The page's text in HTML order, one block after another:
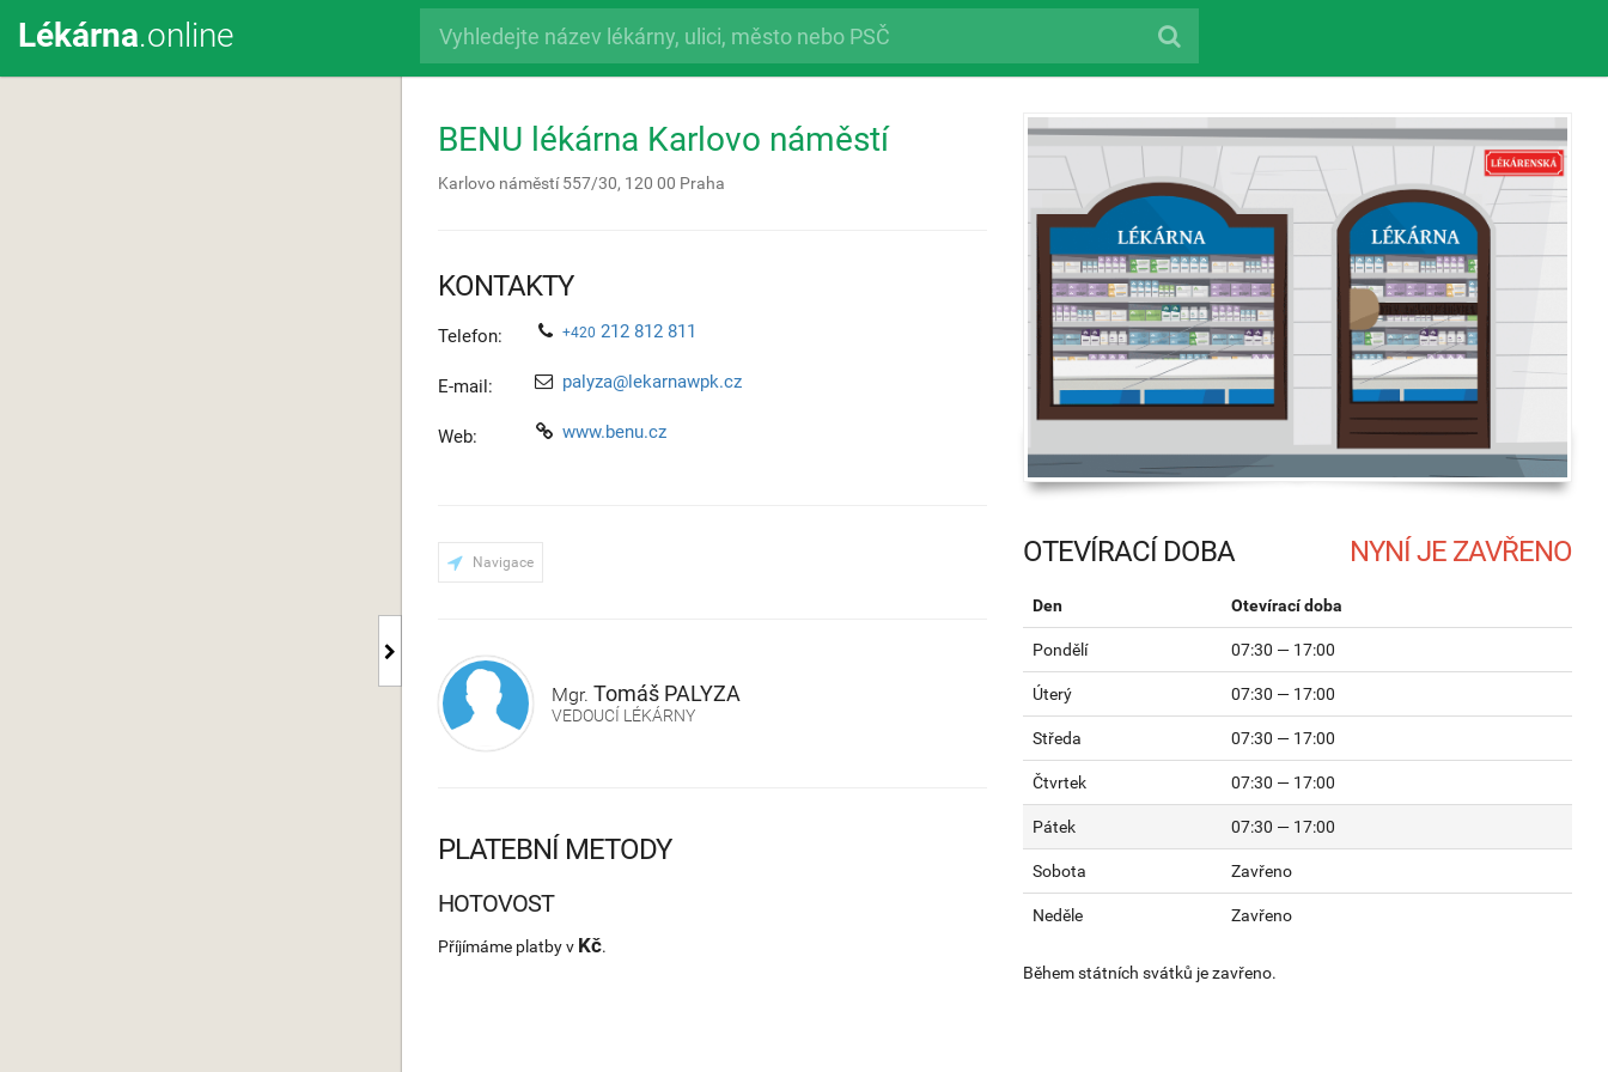
Lékárna.online
BENU lékárna Karlovo náměstí
Karlovo náměstí 557/30, 120 00 Praha
KONTAKTY
Telefon: +420 212 812 811
E-mail: palyza@lekarnawpk.cz
Web: www.benu.cz
Navigace
Mgr. Tomáš PALYZA
VEDOUCÍ LÉKÁRNY
OTEVÍRACÍ DOBA
Den Otevírací doba
Pondělí 07:30 — 17:00
Úterý 07:30 — 17:00
Středa 07:30 — 17:00
Čtvrtek 07:30 — 17:00
Pátek 07:30 — 17:00
Sobota Zavřeno
Neděle Zavřeno
Během státních svátků je zavřeno.
PLATEBNÍ METODY
HOTOVOST
Příjímáme platby v Kč.